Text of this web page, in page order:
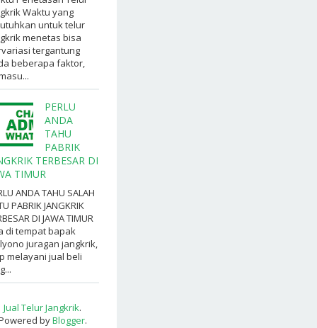
Waktu yang
untuk telur
menetas bisa
tergantung
beberapa faktor,
PERLU
ANDA
TAHU
PABRIK
TERBESAR DI
TIMUR
ANDA TAHU SALAH
PABRIK JANGKRIK
DI JAWA TIMUR
di tempat bapak
juragan jangkrik,
melayani jual beli
Jual Telur Jangkrik.
byBlogger.